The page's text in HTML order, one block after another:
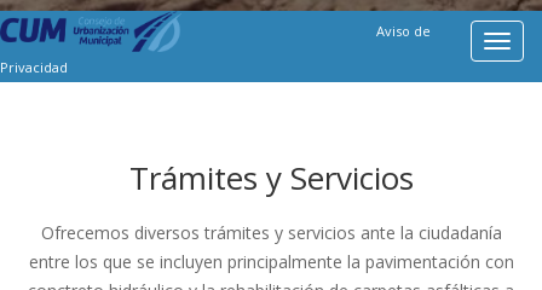
Aviso de
Privacidad
Trámites y Servicios
Ofrecemos diversos trámites y servicios ante la ciudadanía
entre los que se incluyen principalmente la pavimentación con